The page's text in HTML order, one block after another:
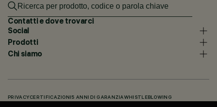
Contatti e dove trovarci
Social
Prodotti
Chi siamo
PRIVACY CERTIFICAZIONI 5 ANNI DI GARANZIAWHISTLEBLOWING